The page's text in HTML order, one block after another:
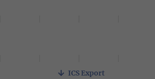
ICS Export